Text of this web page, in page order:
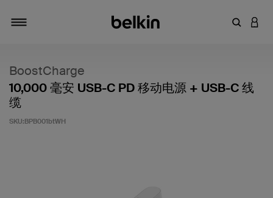
输入关键
登录
BoostCharge
10,000 毫安 USB-C PD 移动电源 + USB-C 线
缆
SKU:BPB001btWH